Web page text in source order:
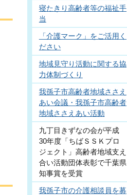
寝たきり高齢者等の福祉手
当
「介護マーク」をご活用く
ださい
地域見守り活動に関する協
力体制づくり
我孫子市高齢者地域ささえ
あい会議・我孫子市高齢者
地域ささえあい活動
九丁目きずなの会が平成
30年度「ちばＳＳＫプロ
ジェクト」高齢者地域支え
合い活動団体表彰で千葉県
知事賞を受賞
我孫子市の介護相談員を募